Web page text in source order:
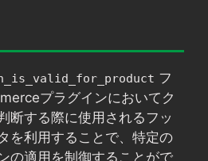
フ
プラグインにおいてク
断する際に使用されるフッ
を利用することで、特定の
の適用を制御することがで